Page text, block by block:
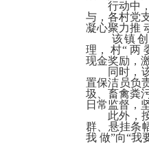
行动中，
与，各村党
凝心聚力推
该镇创新
理， 村“ 两
现金奖励，
同时，该
置保洁员负
圾、畜禽粪
日常监督，
此外，按
群、悬挂条
我 做”向“我